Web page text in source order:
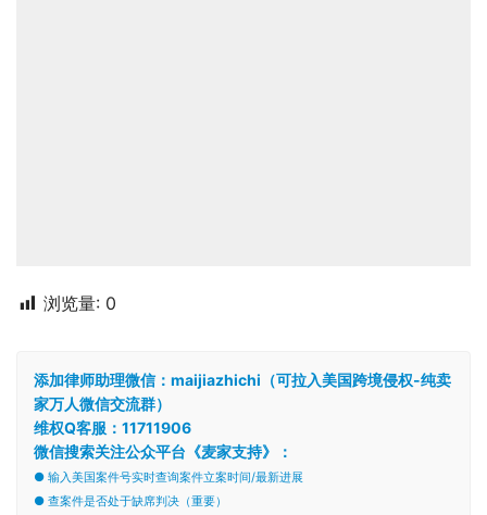
浏览量: 0
添加律师助理微信：maijiazhichi（可拉入美国跨境侵权-纯卖
家万人微信交流群）
维权Q客服：11711906
微信搜索关注公众平台《麦家支持》：
● 输入美国案件号实时查询案件立案时间/最新进展
● 查案件是否处于缺席判决（重要）